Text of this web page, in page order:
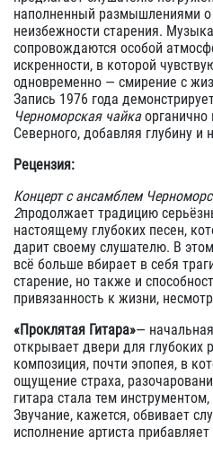
наполненный размышлениями
неизбежности старения.
сопровождаются особой
искренности, в которой
одновременно — смирение с
Запись 1976 года
Черноморская чайкаорганично
Северного, добавляя глубину и
Рецензия:
Концерт с ансамблем
2продолжает традицию
настоящему глубоких песен,
дарит своему слушателю. В
всё больше вбирает в себя
старение, но также и
привязанность к жизни,
«Проклятая Гитара»—
открывает двери для
композиция, почти эпопея, в
ощущение страха,
гитара стала тем
Звучание, кажется, обвивает
исполнение артиста